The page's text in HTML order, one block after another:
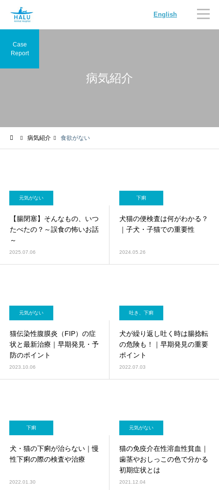
English
画像診断科 軟部外科
病気紹介
Case
Report
病気紹介 食欲がない
元気がない
【腸閉塞】そんなもの、いつ
たべたの？～誤食の怖いお話
～
2025.07.06
下痢
犬猫の便検査は何がわかる？
｜子犬・子猫での重要性
2024.05.26
元気がない
猫伝染性腹膜炎（FIP）の症
状と最新治療｜早期発見・予
防のポイント
2023.10.06
吐き、下痢
犬が繰り返し吐く時は腸捻転
の危険も！｜早期発見の重要
ポイント
2022.07.03
下痢
犬・猫の下痢が治らない｜慢
性下痢の際の検査や治療
2022.01.30
元気がない
猫の免疫介在性溶血性貧血｜
歯茎やおしっこの色で分かる
初期症状とは
2021.12.04